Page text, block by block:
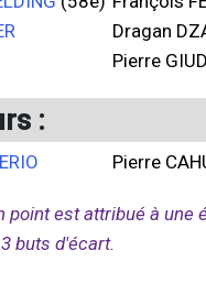
Dragan
Pierre
:
Pierre
point est attribué à une
buts d'écart.